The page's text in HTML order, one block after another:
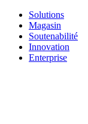
Solutions
Magasin
Soutenabilité
Innovation
Enterprise